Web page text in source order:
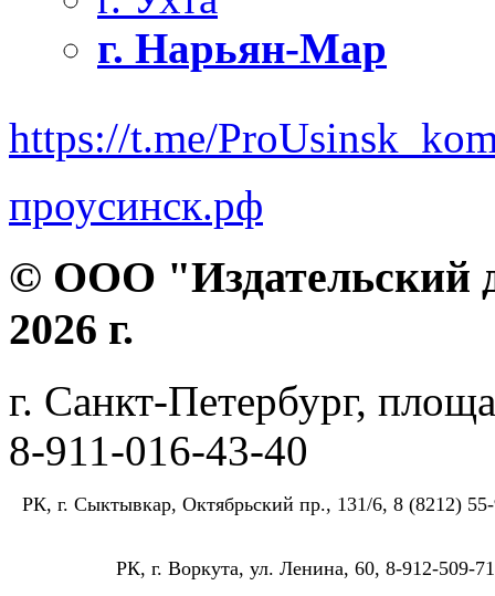
г. Нарьян-Мар
https://t.me/
проусинск.рф
© ООО "Издательский
2026 г.
г. Санкт-Петербург,
8-911-016-43-40
РК, г. Сыктывкар, Октябрьский пр., 131/6, 8 (8212)
РК, г. Воркута, ул. Ленина, 60, 8-912-509-